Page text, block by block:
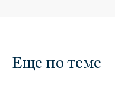
Еще по теме